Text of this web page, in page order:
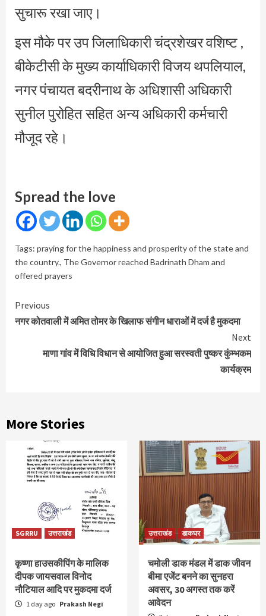
सुचारू रखा जाए।
इस मौके पर उप जिलाधिकारी चंद्रशेखर वशिष्ट ,
बीकेटीसी के मुख्य कार्याधिकारी विजय थपलियाल,
नगर पंचायत बदरीनाथ के अधिशासी अधिकारी
सुनील पुरोहित सहित अन्य अधिकारी कर्मचारी
मौजूद रहे।
Spread the love
Tags: praying for the happiness and prosperity of the state and
the country., The Governor reached Badrinath Dham and
offered prayers
Continue
Reading
Previous
नगर कोतवाली में अमित तोमर के खिलाफ संगीन धाराओं में दर्ज है मुकदमा
Next
माणा गांव में विधि विधान से आयोजित हुआ सरस्वती पुष्कर कुंम्भकम्
कार्यक्रम
More Stories
SGRRU उत्तराखंड
कृष्णा हाउसकीपिंग के मालिक
दीपक जायसवाल विनोद
नौटियाल आदि पर मुकदमा दर्ज
1 day ago Prakash Negi
उत्तराखंड डाकघर
चमोली डाक मंडल में डाक जीवन
बीमा एजेंट बनने का सुनहरा
अवसर, 30 अगस्त तक करें
आवेदन